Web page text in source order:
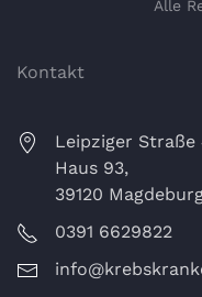
Alle
Kontakt
Leipziger Straße
Haus 93,
39120
0391 6629822